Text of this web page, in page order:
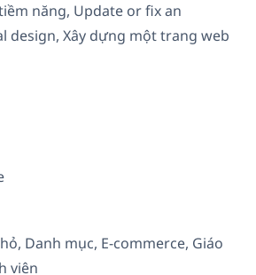
năng, Update or fix an
design, Xây dựng một trang web
Danh mục, E-commerce, Giáo
viên